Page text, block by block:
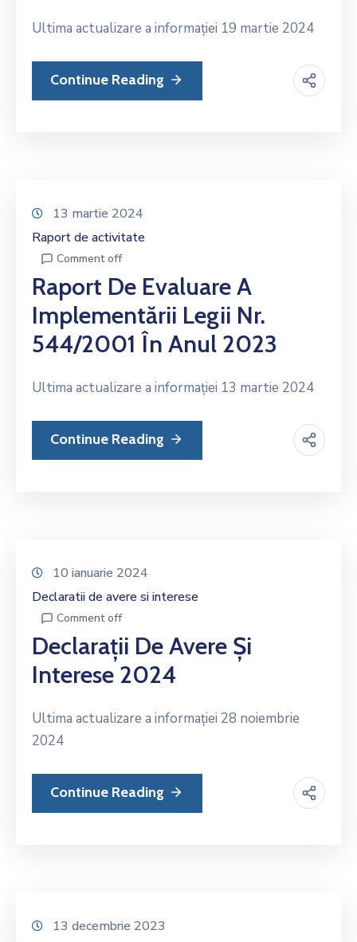
Ultima actualizare a informației 19 martie 2024
Continue Reading
13 martie 2024
Raport de activitate
Comment off
Raport De Evaluare A
Implementării Legii Nr.
544/2001 În Anul 2023
Ultima actualizare a informației 13 martie 2024
Continue Reading
10 ianuarie 2024
Declaratii de avere si interese
Comment off
Declarații De Avere Și
Interese 2024
Ultima actualizare a informației 28 noiembrie
2024
Continue Reading
13 decembrie 2023